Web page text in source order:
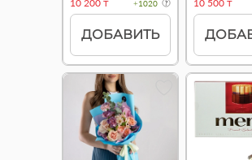
10 200 ₸ +1020
ДОБАВИТЬ
10 500 ₸